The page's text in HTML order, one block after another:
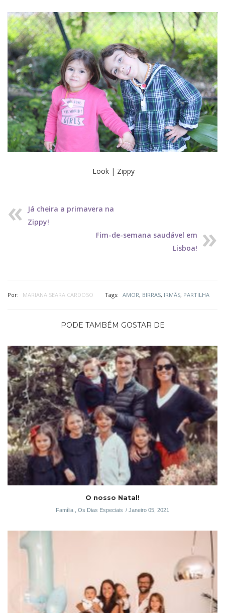
Look | Zippy
Já cheira a primavera na
Zippy!
Fim-de-semana saudável em
Lisboa!
Por: MARIANA SEARA CARDOSO Tags: AMOR, BIRRAS, IRMÃS, PARTILHA
PODE TAMBÉM GOSTAR DE
O nosso Natal!
Família Os Dias Especiais Janeiro 05, 2021